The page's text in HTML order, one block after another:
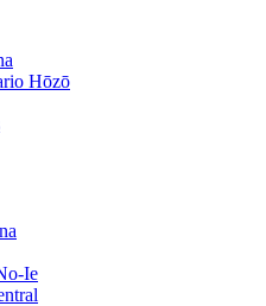
Hōzō
Ie